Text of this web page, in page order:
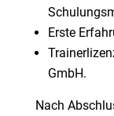
Erste
GmbH.
Nach